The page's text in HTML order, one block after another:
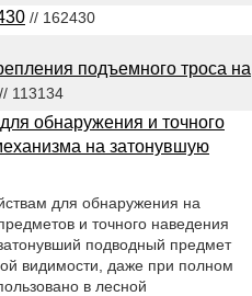
// 162430
подъемного троса на
// 113134
обнаружения и точного
на затонувшую
для обнаружения на
и точного наведения
подводный предмет
видимости, даже при полном
в лесной